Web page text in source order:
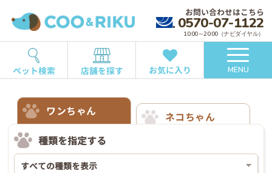
お問い合わせはこちら
0570-07-1122
10:00～20:00（ナビダイヤル）
ペット検索 店舗を探す お気に入り MENU
ワンちゃん
ネコちゃん
種類を指定する